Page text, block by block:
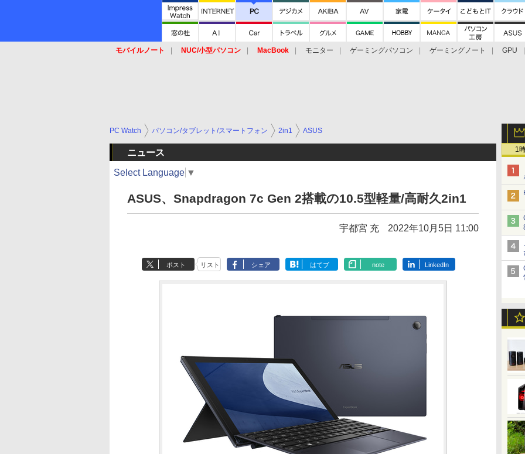
モバイルノート NUC/小型パソコン MacBook モニター ゲーミングパソコン ゲーミングノート
GPU
1
PC Watch パソコン/タブレット/スマートフォン 2in1 ASUS
ニュース
Select Language ▼
ASUS、Snapdragon 7c Gen 2搭載の10.5型軽量/高耐久2in1
宇都宮 充 2022年10月5日 11:00
ポスト リスト シェア はてブ note LinkedIn